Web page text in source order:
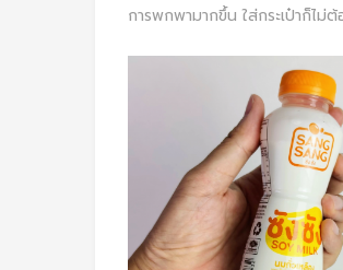
การพกพามากขึ้น ใส่กระเป๋าก็ไม่